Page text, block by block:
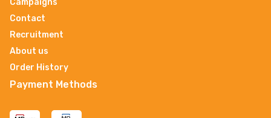
Contact
Recruitment
About us
Order History
Payment Methods